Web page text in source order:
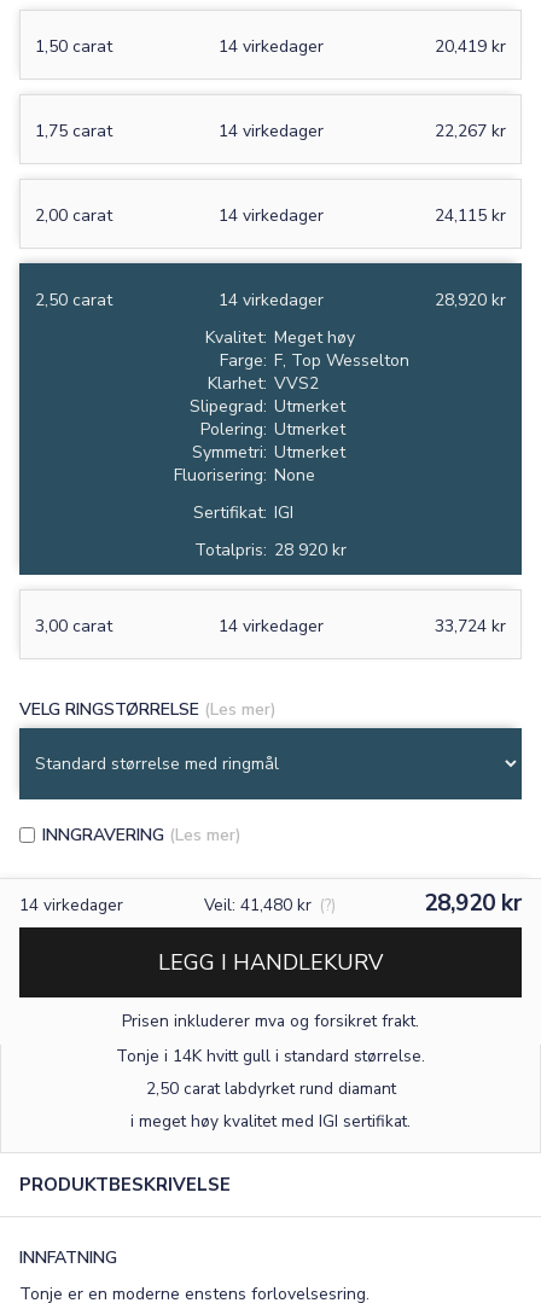
×
TEKST
FONT
1,50 carat 20,419 kr
14 virkedager
1,75 carat 22,267 kr
14 virkedager
2,00 carat 24,115 kr
14 virkedager
2,50 carat 28,920 kr
14 virkedager
Kvalitet: Meget høy
Farge: F, Top Wesselton
Klarhet: VVS2
Slipegrad: Utmerket
Polering: Utmerket
Symmetri: Utmerket
Fluorisering: None
Sertifikat: IGI
Totalpris: 28 920 kr
3,00 carat 33,724 kr
14 virkedager
VELG RINGSTØRRELSE (Les mer)
INNGRAVERING (Les mer)
14 virkedager Veil: 41,480 kr (?) 28,920 kr
LEGG I HANDLEKURV
Prisen inkluderer mva og forsikret frakt.
Tonje i 14K hvitt gull i standard størrelse.
2,50 carat labdyrket rund diamant
i meget høy kvalitet med IGI sertifikat.
PRODUKTBESKRIVELSE
INNFATNING
Tonje er en moderne enstens forlovelsesring.